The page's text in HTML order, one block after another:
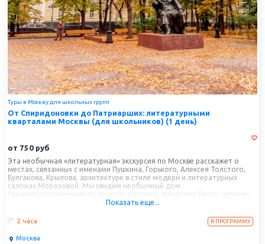
Туры в Москву для школьных групп
От Спиридоновки до Патриарших: литературными
кварталами Москвы (для школьников) (1 день)
от 750 руб
Эта необычная «литературная» экскурсия по Москве расскажет о
местах, связанных с именами Пушкина, Горького, Алексея Толстого,
Булгакова, Крылова, архитектуре в стиле модерн и литературных
салонах Морозовой. Мы увидим необычный дом
Горького,посроенным по проекту Шехтеля, памятник Блоку, церковь,
где венчались Пушкин и Гончарова, и многое другое, так или иначе
Показать еще...
2 часа В ПРОГРАММУ
Москва